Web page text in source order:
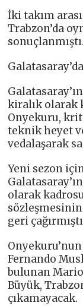
İki takım
Trabzon’da
sonuçlanmıştı.
kiralık olarak
Onyekuru,
teknik heyet
vedalaşarak
Yeni sezon
olarak
geri
Fernando
bulunan
Büyük,
çıkamayacak.